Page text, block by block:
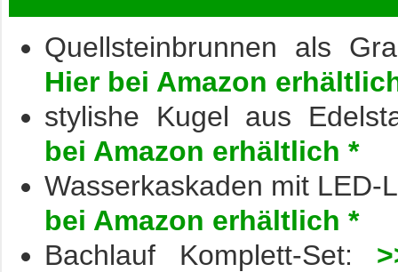
Quellsteinbrunnen als
Hier bei Amazon
stylishe Kugel aus
bei Amazon erhältlich *
Wasserkaskaden mit LED-
bei Amazon erhältlich *
Bachlauf Komplett-Set: